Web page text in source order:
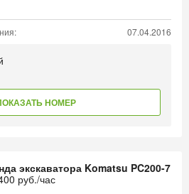
07.04.2016
НОМЕР
экскаватора Komatsu PC200-7
руб./час